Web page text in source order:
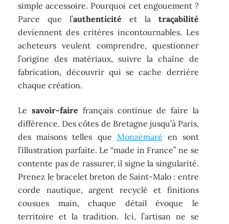
simple accessoire. Pourquoi cet engouement ?
Parce que l’authenticité et la traçabilité
deviennent des critères incontournables. Les
acheteurs veulent comprendre, questionner
l’origine des matériaux, suivre la chaîne de
fabrication, découvrir qui se cache derrière
chaque création.
Lesavoir-faire français continue de faire la
différence. Des côtes de Bretagne jusqu’à Paris,
des maisons telles que Monzémaré en sont
l’illustration parfaite. Le “made in France” ne se
contente pas de rassurer, il signe la singularité.
Prenez le bracelet breton de Saint-Malo : entre
corde nautique, argent recyclé et finitions
cousues main, chaque détail évoque le
territoire et la tradition. Ici, l’artisan ne se